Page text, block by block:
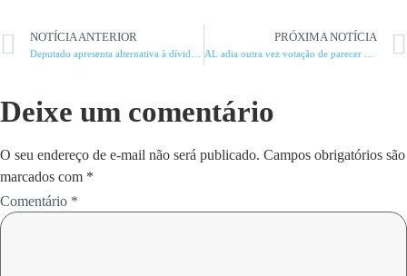
NOTÍCIA ANTERIOR PRÓXIMA NOTÍCIA
Deixe um comentário
O seu endereço de e-mail não será publicado. Campos obrigatórios são
marcados com *
Comentário *